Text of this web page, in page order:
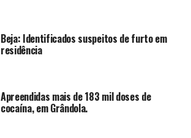
Beja: Identificados suspeitos de furto em
residência
Apreendidas mais de 183 mil doses de
cocaína, em Grândola.